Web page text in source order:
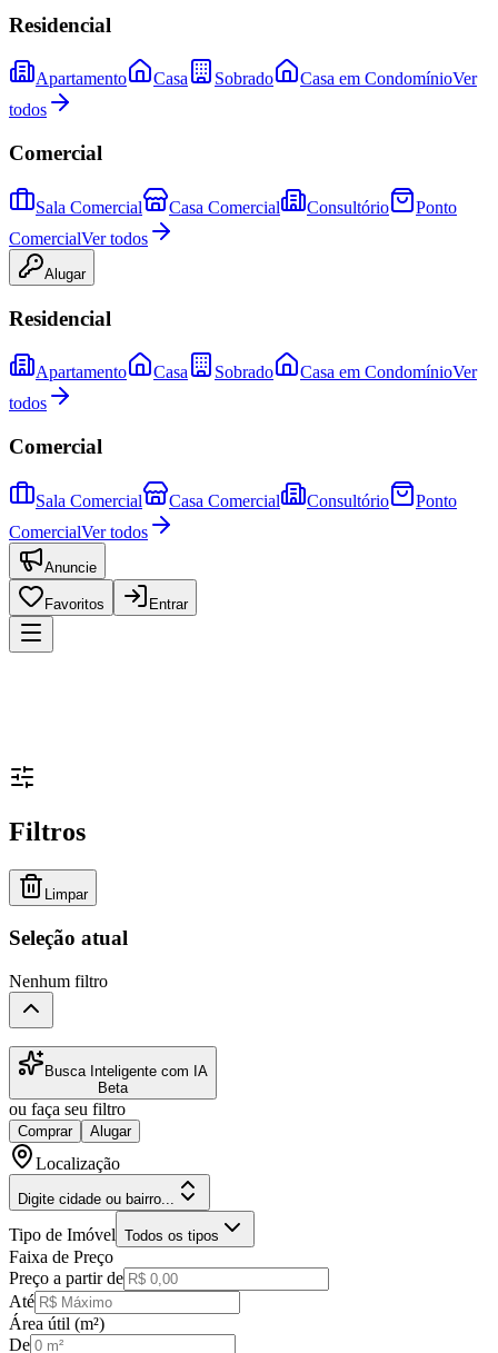
Residencial
Apartamento Casa Sobrado Casa em CondomínioVer
todos
Comercial
Sala Comercial Casa Comercial Consultório
Ponto
ComercialVer todos
Alugar
Residencial
Apartamento Casa Sobrado Casa em CondomínioVer
todos
Comercial
Sala Comercial Casa Comercial Consultório
Ponto
ComercialVer todos
Anuncie
Favoritos Entrar
Filtros
Limpar
Seleção atual
Nenhum filtro
Busca Inteligente com IA
Beta
ou faça seu filtro
Comprar Alugar
Localização
Digite cidade ou bairro...
Tipo de Imóvel Todos os tipos
Faixa de Preço
Preço a partir de
Até
Área útil (m²)
De